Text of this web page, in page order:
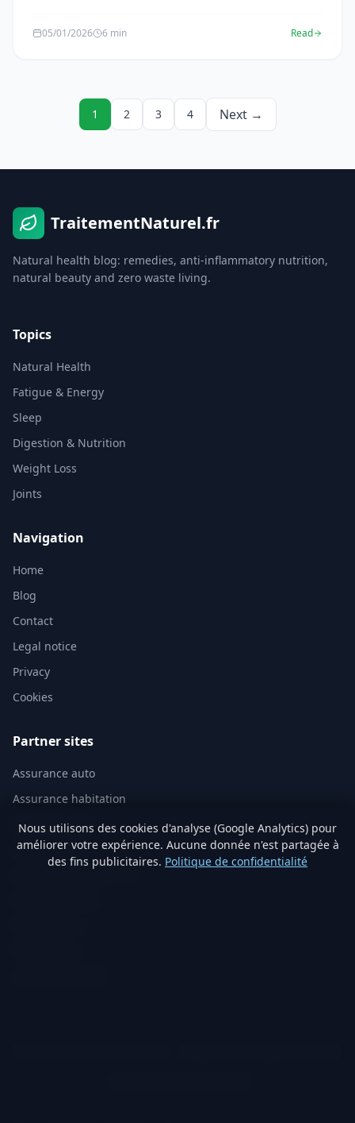
05/01/2026 6 min Read
1 2 3 4 Next →
TraitementNaturel.fr
Natural health blog: remedies, anti-inflammatory nutrition,
natural beauty and zero waste living.
Topics
Natural Health
Fatigue & Energy
Sleep
Digestion & Nutrition
Weight Loss
Joints
Navigation
Home
Blog
Contact
Legal notice
Privacy
Cookies
Partner sites
Assurance auto
Assurance habitation
Mutuelle santé
Assurance vie
Nous utilisons des cookies d'analyse (Google Analytics) pour
améliorer votre expérience. Aucune donnée n'est partagée à
des fins publicitaires. Politique de confidentialité